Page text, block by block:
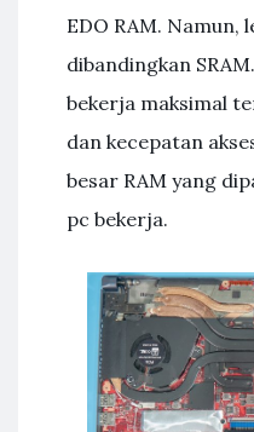
EDO RAM. Namun,
dibandingkan
bekerja maksimal
dan kecepatan
besar RAM yang
pc bekerja.